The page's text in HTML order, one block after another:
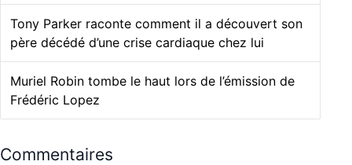
Tony Parker raconte comment il a découvert son
père décédé d’une crise cardiaque chez lui
Muriel Robin tombe le haut lors de l’émission de
Frédéric Lopez
Commentaires